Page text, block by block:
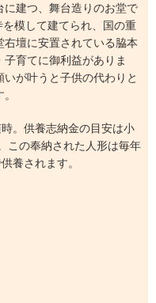
建つ、舞台造りのお堂で
模して建てられ、国の重
壇に安置されている脇本
育てに御利益がありま
が叶うと子供の代わりと
。供養志納金の目安は小
この奉納された人形は毎年
養されます。